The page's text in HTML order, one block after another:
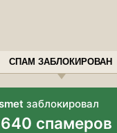
СПАМ ЗАБЛОКИРОВАН
заблокировал
спамеров